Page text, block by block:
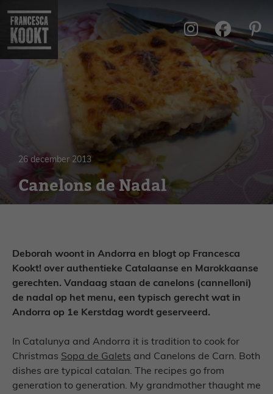
naar
inhoud
26 december 2013
Canelons de Nadal
Deborah woont in Andorra en blogt op Francesca
Kookt! over authentieke Catalaanse en Marokkaanse
gerechten. Vandaag staan de canelons (cannelloni)
de nadal op het menu, een typisch gerecht wat in
Andorra op 1e Kerstdag wordt geserveerd.
In Catalunya and Andorra it is tradition to cook for
Christmas Sopa de Galets and Canelons de Carn. Both
dishes are typical catalan. The recipes go from
generation to generation. My grandmother thaught me